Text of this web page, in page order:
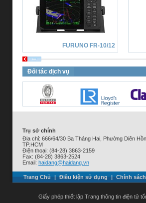
FURUNO FR-10/12
Đối tác dịch vụ
Trụ sở chính
Địa chỉ: 666/64/30 Ba Tháng Hai, Phường Diên
TP.HCM
Điện thoại: (84-28) 3863-2159
Fax: (84-28) 3863-2524
Email: haidang@haidang.vn
Trang Chủ | Điều kiện sử dụng | Chính
Giấy phép thiết lập Trang thông tin điện tử